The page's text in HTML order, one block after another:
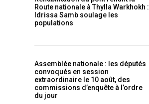
Route nationale à Thylla Warkhokh :
Idrissa Samb soulage les
populations
Assemblée nationale : les députés
convoqués en session
extraordinaire le 10 août, des
commissions d’enquête à l’ordre
du jour